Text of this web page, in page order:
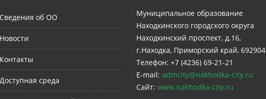
Сведения об ОО
Новости
Контакты
Доступная среда
Муниципальное образование
Находкинского городского округа
Находкинский проспект, д.16,
г.Находка, Приморский край, 692904
Телефон: +7 (4236) 69-21-21
E-mail: admcity@nakhodka-city.ru
Сайт: www.nakhodka-city.ru